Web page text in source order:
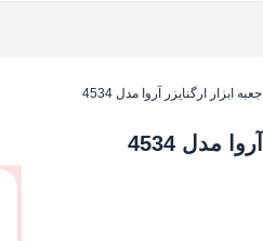
جعبه ابزار ارگنایزر آروا مدل 4534
مدل 4534